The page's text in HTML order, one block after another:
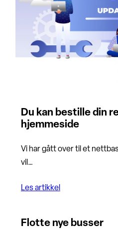
Du kan bestille din
hjemmeside
Vi har gått over til et
vil…
Les artikkel
Flotte nye busser